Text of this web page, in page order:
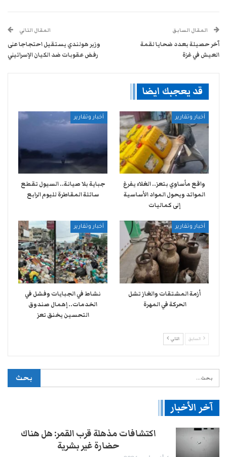
المقال السابق
آخر حصيلة بعدد ضحايا لقمة
العيش في غزة
المقال التالي
وزير هولندي يستقيل احتجاجا على
رفض عقوبات ضد الكيان الإسرائيلي
قد يعجبك ايضا
أخبار وتقارير
واقع مأساوي بتعز.. الغلاء يفرغ
الموائد ويحول المواد الأساسية
إلى كماليات
أخبار وتقارير
جباية بلا صيانة.. السيول تقطع
سائلة المقاطرة لليوم الرابع
أخبار وتقارير
أزمة المشتقات والغاز تشل
الحركة في المهرة ​
أخبار وتقارير
نشاط في الجبايات وفشل في
الخدمات.. إهمال صندوق
التحسين يخنق تعز
السابق التالي
آخر الأخبار
اكتشافات مذهلة قرب القمر: هل هناك
حضارة غير بشرية